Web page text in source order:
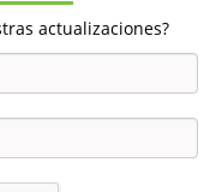
actualizaciones?